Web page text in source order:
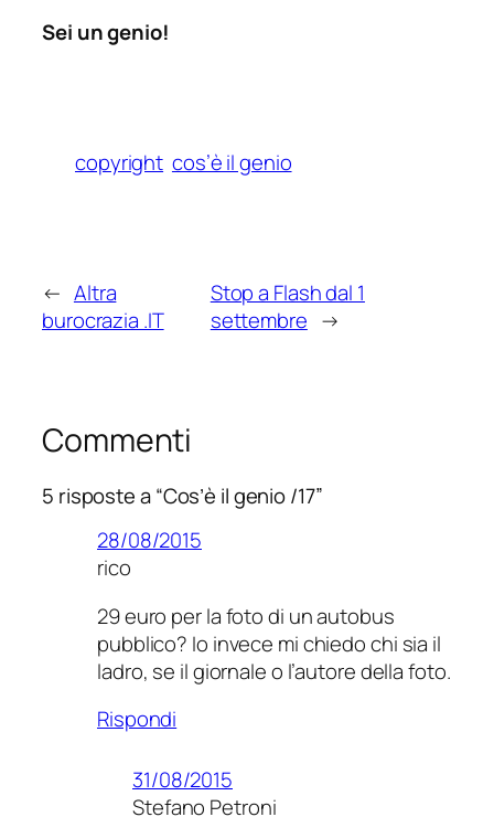
Sei un genio!
copyright cos’è il genio
← Altra
burocrazia .IT
Stop a Flash dal 1
settembre →
Commenti
5 risposte a “Cos’è il genio /17”
28/08/2015
rico
29 euro per la foto di un autobus
pubblico? Io invece mi chiedo chi sia il
ladro, se il giornale o l’autore della foto.
Rispondi
31/08/2015
Stefano Petroni